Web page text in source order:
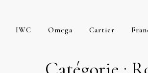
IWC Omega Cartier